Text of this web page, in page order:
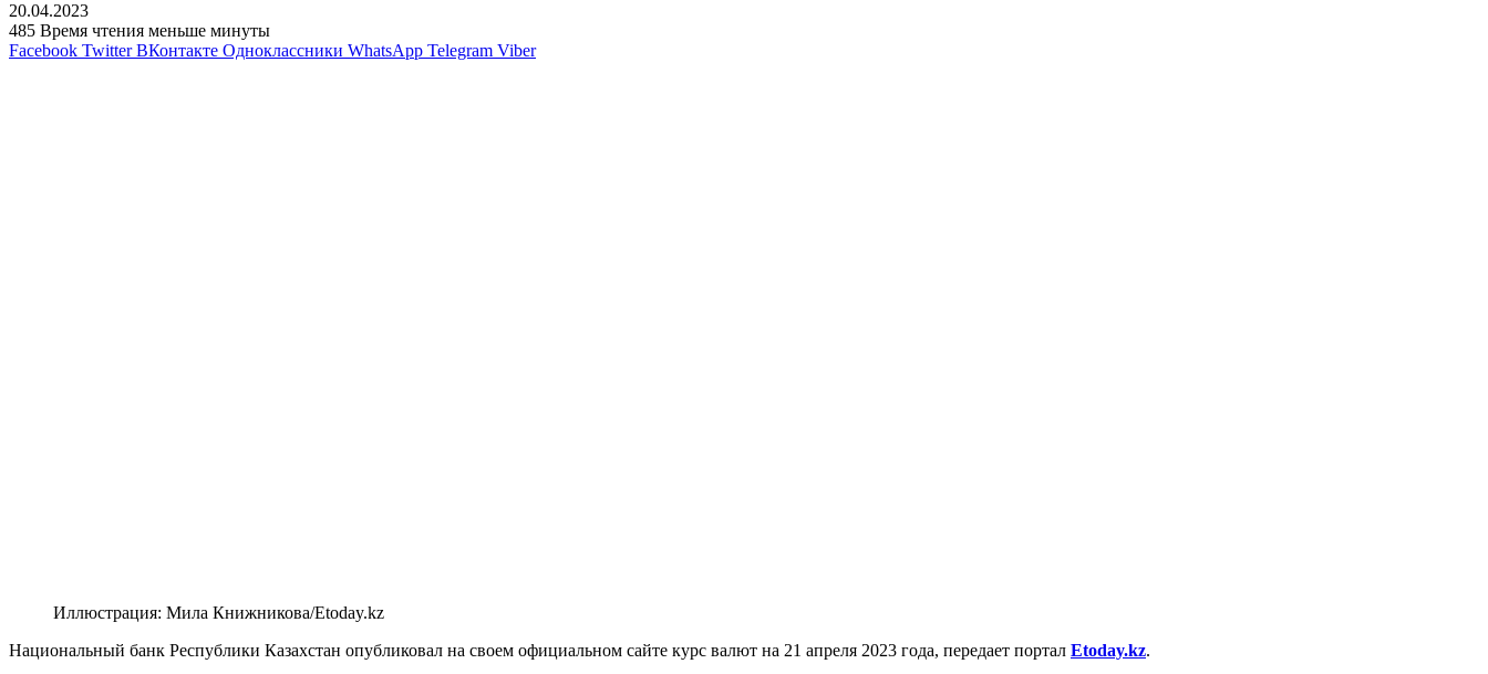
20.04.2023
485 Время чтения меньше минуты
Facebook Twitter ВКонтакте Одноклассники WhatsApp Telegram Viber
Иллюстрация: Мила Книжникова/Etoday.kz
Национальный банк Республики Казахстан опубликовал на своем официальном сайте курс валют на 21 апреля 2023 года, передает портал Etoday.kz.